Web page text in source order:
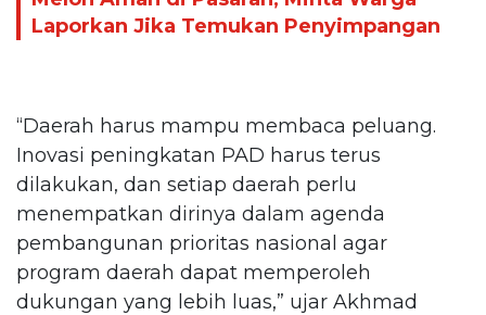
Laporkan Jika Temukan Penyimpangan
“Daerah harus mampu membaca peluang.
Inovasi peningkatan PAD harus terus
dilakukan, dan setiap daerah perlu
menempatkan dirinya dalam agenda
pembangunan prioritas nasional agar
program daerah dapat memperoleh
dukungan yang lebih luas,” ujar Akhmad